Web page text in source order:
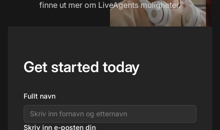
finne ut mer om LiveAgents muligheter.
Get started today
Fullt navn
Skriv inn e-posten din